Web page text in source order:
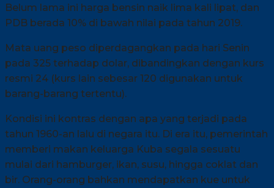
Belum lama ini harga bensin naik lima kali lipat, dan
PDB berada 10% di bawah nilai pada tahun 2019.
Mata uang peso diperdagangkan pada hari Senin
pada 325 terhadap dolar, dibandingkan dengan kurs
resmi 24 (kurs lain sebesar 120 digunakan untuk
barang-barang tertentu).
Kondisi ini kontras dengan apa yang terjadi pada
tahun 1960-an lalu di negara itu. Di era itu, pemerintah
memberi makan keluarga Kuba segala sesuatu
mulai dari hamburger, ikan, susu, hingga coklat dan
bir. Orang-orang bahkan mendapatkan kue untuk